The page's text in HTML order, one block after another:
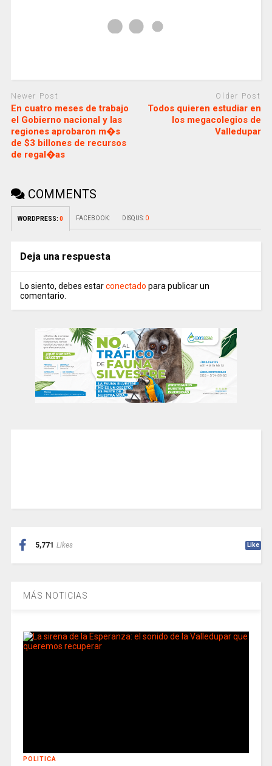
Newer Post
En cuatro meses de trabajo
el Gobierno nacional y las
regiones aprobaron m�s
de $3 billones de recursos
de regal�as
Older Post
Todos quieren estudiar en
los megacolegios de
Valledupar
COMMENTS
WORDPRESS: 0 FACEBOOK: DISQUS: 0
Deja una respuesta
Lo siento, debes estarconectado para publicar un
comentario.
5,771 Likes Like
MÁS NOTICIAS
POLITICA